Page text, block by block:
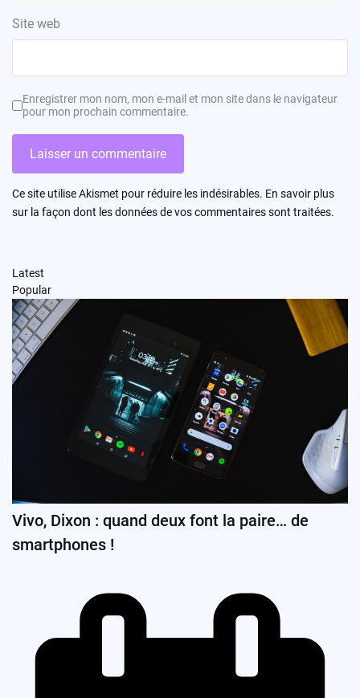
Site web
Enregistrer mon nom, mon e-mail et mon site dans le navigateur
pour mon prochain commentaire.
Ce site utilise Akismet pour réduire les indésirables. En savoir plus
sur la façon dont les données de vos commentaires sont traitées.
Latest
Popular
Vivo, Dixon : quand deux font la paire… de
smartphones !